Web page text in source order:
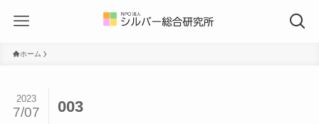
ホーム
003
2023
7/07